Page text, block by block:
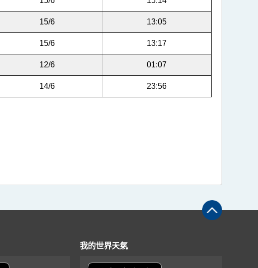
15/6 13:05
15/6 13:17
12/6 01:07
14/6 23:56
我的世界天氣